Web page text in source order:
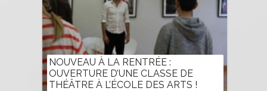
NOUVEAU À LA RENTRÉE :
OUVERTURE D’UNE CLASSE DE
THÉÂTRE À L’ÉCOLE DES ARTS !